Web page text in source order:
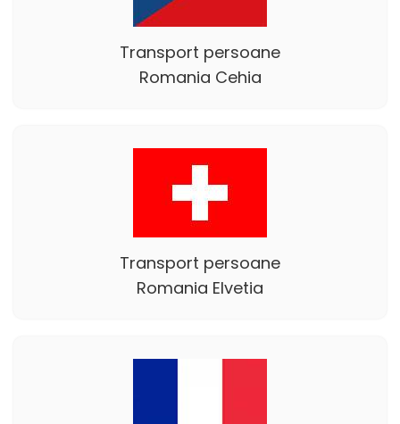
Transport persoane
Romania Cehia
Transport persoane
Romania Elvetia